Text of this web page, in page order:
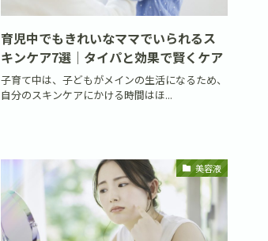
育児中でもきれいなママでいられるス
キンケア7選｜タイパと効果で賢くケア
子育て中は、子どもがメインの生活になるため、
自分のスキンケアにかける時間はほ...
美容液